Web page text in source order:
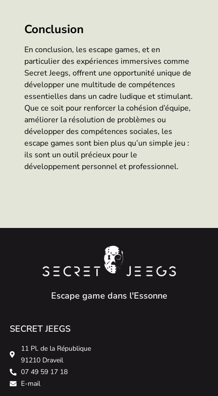
Conclusion
En conclusion, les escape games, et en
particulier des expériences immersives comme
Secret Jeegs, offrent une opportunité unique de
développer une multitude de compétences
essentielles dans un cadre ludique et stimulant.
Que ce soit pour renforcer la cohésion d’équipe,
améliorer la résolution de problèmes ou
développer des compétences sociales, les
escape games sont bien plus qu’un simple jeu :
ils sont un outil précieux pour le
développement personnel et professionnel.
Escape game dans l'Essonne
SECRET JEEGS
11 Pl. de la République
91210 Draveil
07 49 59 17 18
E-mail